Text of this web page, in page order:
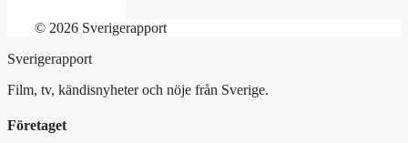
© 2026 Sverigerapport
Sverigerapport
Film, tv, kändisnyheter och nöje från Sverige.
Företaget